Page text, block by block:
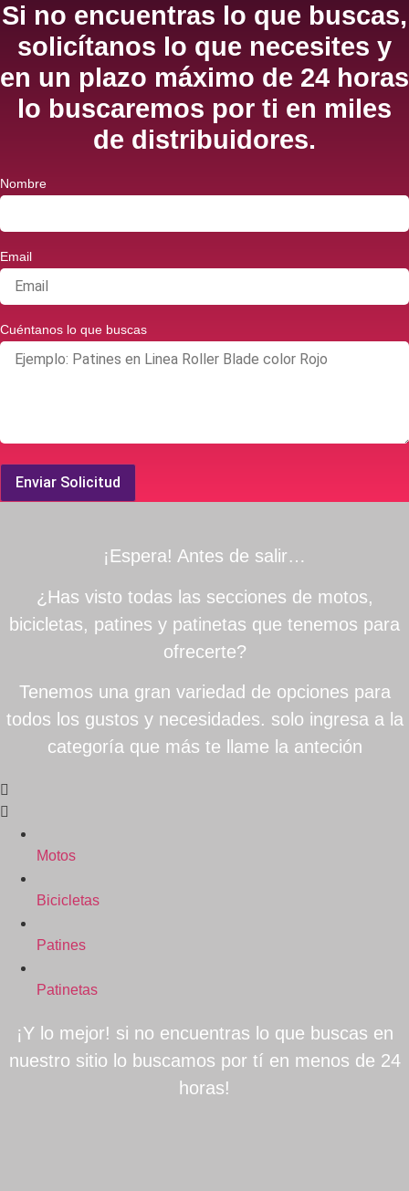
Si no encuentras lo que buscas,
solicítanos lo que necesites y
en un plazo máximo de 24 horas
lo buscaremos por ti en miles
de distribuidores.
Nombre
Email
Cuéntanos lo que buscas
Enviar Solicitud
¡Espera! Antes de salir…
¿Has visto todas las secciones de motos,
bicicletas, patines y patinetas que tenemos para
ofrecerte?
Tenemos una gran variedad de opciones para
todos los gustos y necesidades. solo ingresa a la
categoría que más te llame la anteción
Motos
Bicicletas
Patines
Patinetas
¡Y lo mejor! si no encuentras lo que buscas en
nuestro sitio lo buscamos por tí en menos de 24
horas!